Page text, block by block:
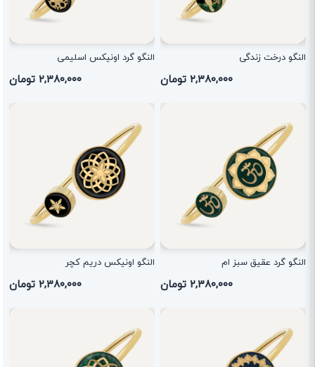
النگو درخت زندگی
۲,۳۸۰,۰۰۰ تومان
النگو گرد اونیکس اسلیمی
۲,۳۸۰,۰۰۰ تومان
النگو گرد عقیق سبز ام
۲,۳۸۰,۰۰۰ تومان
النگو اونیکس دریم کچر
۲,۳۸۰,۰۰۰ تومان